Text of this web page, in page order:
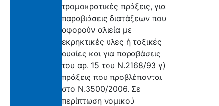
τρομοκρατικές πράξεις, για
παραβιάσεις διατάξεων που
αφορούν αλιεία με
εκρηκτικές ύλες ή τοξικές
ουσίες και για παραβάσεις
του αρ. 15 του Ν.2168/93 γ)
πράξεις που προβλέπονται
στο Ν.3500/2006. Σε
περίπτωση νομικού